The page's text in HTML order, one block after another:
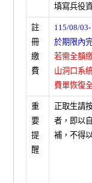
填寫兵役
註
冊
繳
費
115/08/
於期限內
若需全額
山洞口系
費單恢復
重
要
提
醒
正取生請
者，即以
補，不得